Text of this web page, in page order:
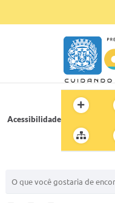
Acessibilidade